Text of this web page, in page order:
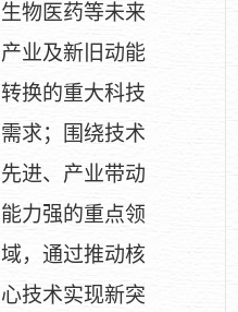
生物医药等未来
产业及新旧动能
转换的重大科技
需求；围绕技术
先进、产业带动
能力强的重点领
域，通过推动核
心技术实现新突